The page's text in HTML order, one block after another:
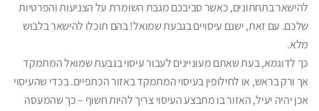
להישאר בתחתונים, כאשר סביבכם מגבת השומרת על הצניעות והפרטיות
שלכם. עם זאת, ישנם עיסויים בגבעת שמואל! בהם תוכלו להישאר בלבוש
מלא.
כך לדוגמא, בעת שאתם מעוניינים לעבור עיסוי בגבעת שמואל המתמקד
אך ורק בראש, או לחילופין בעיסוי המתמקד באזור הכתפיים. בכדי שהעיסוי
אכן יהיה יעיל, האזור בו מתבצע העיסוי צריך להיות חשוף – כך שהמעסה